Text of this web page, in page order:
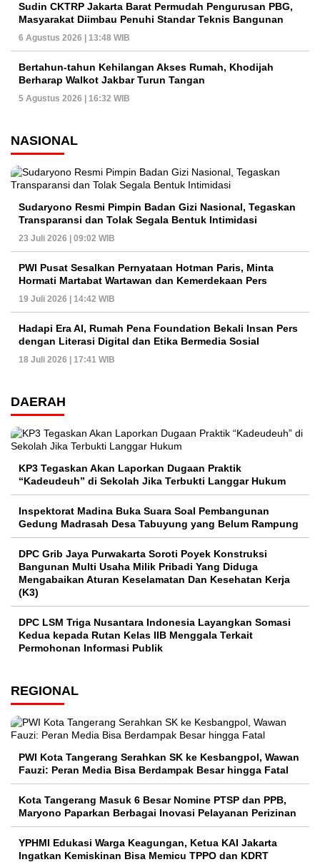
Sudin CKTRP Jakarta Barat Permudah Pengurusan PBG,
Masyarakat Diimbau Penuhi Standar Teknis Bangunan
6 Agustus 2026 | 13:48 WIB
Bertahun-tahun Kehilangan Akses Rumah, Khodijah
Berharap Walkot Jakbar Turun Tangan
5 Agustus 2026 | 16:32 WIB
NASIONAL
Sudaryono Resmi Pimpin Badan Gizi Nasional, Tegaskan
Transparansi dan Tolak Segala Bentuk Intimidasi
23 Juli 2026 | 09:02 WIB
PWI Pusat Sesalkan Pernyataan Hotman Paris, Minta
Hormati Martabat Wartawan dan Kemerdekaan Pers
19 Juli 2026 | 14:42 WIB
Hadapi Era AI, Rumah Pena Foundation Bekali Insan Pers
dengan Literasi Digital dan Etika Bermedia Sosial
18 Juli 2026 | 17:41 WIB
DAERAH
KP3 Tegaskan Akan Laporkan Dugaan Praktik
“Kadeudeuh” di Sekolah Jika Terbukti Langgar Hukum
Inspektorat Madina Buka Suara Soal Pembangunan
Gedung Madrasah Desa Tabuyung yang Belum Rampung
DPC Grib Jaya Purwakarta Soroti Poyek Konstruksi
Bangunan Multi Usaha Milik Pribadi Yang Diduga
Mengabaikan Aturan Keselamatan Dan Kesehatan Kerja
(K3)
DPC LSM Triga Nusantara Indonesia Layangkan Somasi
Kedua kepada Rutan Kelas IIB Menggala Terkait
Permohonan Informasi Publik
REGIONAL
PWI Kota Tangerang Serahkan SK ke Kesbangpol, Wawan
Fauzi: Peran Media Bisa Berdampak Besar hingga Fatal
Kota Tangerang Masuk 6 Besar Nomine PTSP dan PPB,
Maryono Paparkan Berbagai Inovasi Pelayanan Perizinan
YPHMI Edukasi Warga Keagungan, Ketua KAI Jakarta
Ingatkan Kemiskinan Bisa Memicu TPPO dan KDRT